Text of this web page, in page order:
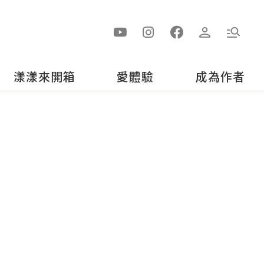
漾漾來開箱 愛體驗 成為作者